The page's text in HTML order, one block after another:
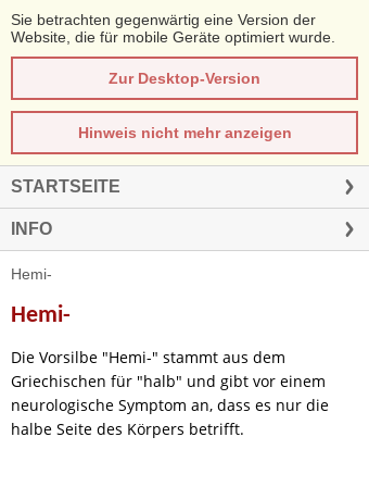
Sie betrachten gegenwärtig eine Version der
Website, die für mobile Geräte optimiert wurde.
Zur Desktop-Version
Hinweis nicht mehr anzeigen
STARTSEITE
INFO
Hemi-
Hemi-
Die Vorsilbe "Hemi-" stammt aus dem
Griechischen für "halb" und gibt vor einem
neurologische Symptom an, dass es nur die
halbe Seite des Körpers betrifft.